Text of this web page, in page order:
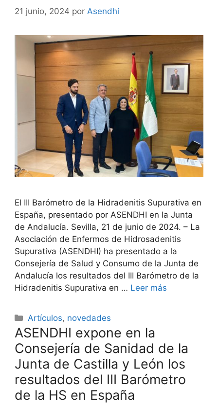
21 junio, 2024 por Asendhi
El III Barómetro de la Hidradenitis Supurativa en
España, presentado por ASENDHI en la Junta
de Andalucía. Sevilla, 21 de junio de 2024. – La
Asociación de Enfermos de Hidrosadenitis
Supurativa (ASENDHI) ha presentado a la
Consejería de Salud y Consumo de la Junta de
Andalucía los resultados del III Barómetro de la
Hidradenitis Supurativa en … Leer más
Categorías
Artículos, novedades
ASENDHI expone en la
Consejería de Sanidad de la
Junta de Castilla y León los
resultados del III Barómetro
de la HS en España